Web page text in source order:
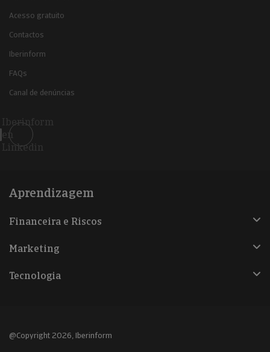
Acesso gratuito
Contactos
Iberinform
FAQs
Canal de denúncias
Iberinform
en
Linkedin
Aprendizagem
Financeira e Riscos
Marketing
Tecnologia
@Copyright 2026, Iberinform